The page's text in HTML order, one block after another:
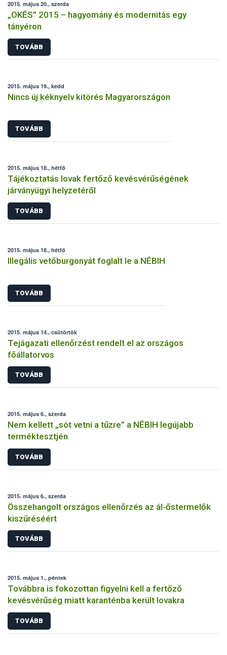
2015. május 20., szerda
„OKÉS” 2015 – hagyomány és modernitás egy
tányéron
TOVÁBB
2015. május 19., kedd
Nincs új kéknyelv kitörés Magyarországon
TOVÁBB
2015. május 18., hétfő
Tájékoztatás lovak fertőző kevésvérűségének
járványügyi helyzetéről
TOVÁBB
2015. május 18., hétfő
Illegális vetőburgonyát foglalt le a NÉBIH
TOVÁBB
2015. május 14., csütörtök
Tejágazati ellenőrzést rendelt el az országos
főállatorvos
TOVÁBB
2015. május 6., szerda
Nem kellett „sót vetni a tűzre” a NÉBIH legújabb
terméktesztjén
TOVÁBB
2015. május 6., szerda
Összehangolt országos ellenőrzés az ál-őstermelők
kiszűréséért
TOVÁBB
2015. május 1., péntek
Továbbra is fokozottan figyelni kell a fertőző
kevésvérűség miatt karanténba került lovakra
TOVÁBB